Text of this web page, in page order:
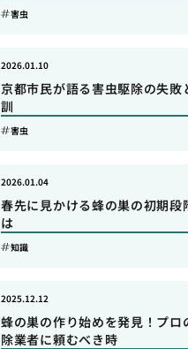
害虫
京都市民が語る害虫駆除の失敗
訓
2026.01.10
害虫
春先に見かける蜂の巣の初期段
は
2026.01.04
知識
蜂の巣の作り始めを発見！プロ
除業者に頼むべき時
2025.12.12